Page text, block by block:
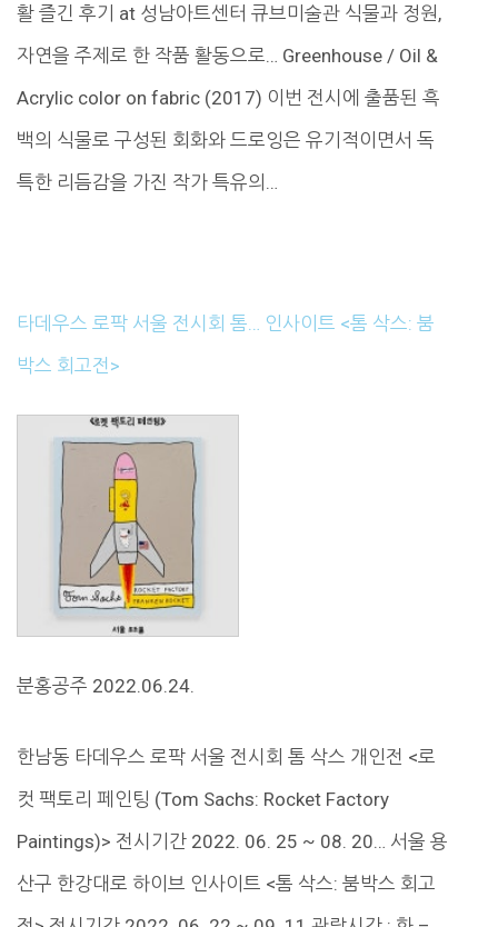
활 즐긴 후기 at 성남아트센터 큐브미술관 식물과 정원,
자연을 주제로 한 작품 활동으로… Greenhouse / Oil &
Acrylic color on fabric (2017) 이번 전시에 출품된 흑
백의 식물로 구성된 회화와 드로잉은 유기적이면서 독
특한 리듬감을 가진 작가 특유의…
타데우스 로팍 서울 전시회 톰… 인사이트 <톰 삭스: 붐
박스 회고전>
분홍공주 2022.06.24.
한남동 타데우스 로팍 서울 전시회 톰 삭스 개인전 <로
컷 팩토리 페인팅 (Tom Sachs: Rocket Factory
Paintings)> 전시기간 2022. 06. 25 ~ 08. 20… 서울 용
산구 한강대로 하이브 인사이트 <톰 삭스: 붐박스 회고